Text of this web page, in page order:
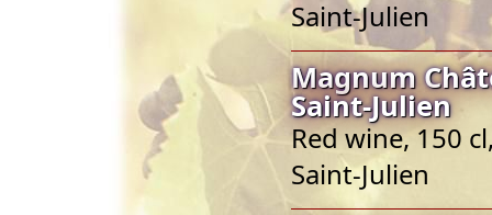
Saint-Julien
Magnum
Saint-Julien
Red wine, 150
Saint-Julien